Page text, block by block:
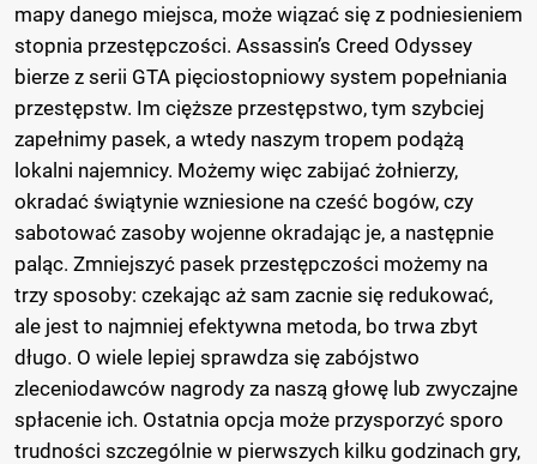
mapy danego miejsca, może wiązać się z podniesieniem
stopnia przestępczości. Assassin’s Creed Odyssey
bierze z serii GTA pięciostopniowy system popełniania
przestępstw. Im cięższe przestępstwo, tym szybciej
zapełnimy pasek, a wtedy naszym tropem podążą
lokalni najemnicy. Możemy więc zabijać żołnierzy,
okradać świątynie wzniesione na cześć bogów, czy
sabotować zasoby wojenne okradając je, a następnie
paląc. Zmniejszyć pasek przestępczości możemy na
trzy sposoby: czekając aż sam zacnie się redukować,
ale jest to najmniej efektywna metoda, bo trwa zbyt
długo. O wiele lepiej sprawdza się zabójstwo
zleceniodawców nagrody za naszą głowę lub zwyczajne
spłacenie ich. Ostatnia opcja może przysporzyć sporo
trudności szczególnie w pierwszych kilku godzinach gry,